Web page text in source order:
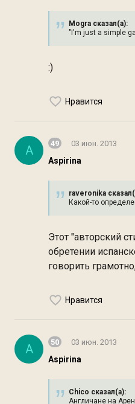
Mogra сказал(а):
"I'm just a simple
:)
Нравится
A 49 03 июн. 2013
Aspirina
raveronika
Какой-то
Этот "авторский
обретении
говорить
Нравится
A 50 03 июн. 2013
Aspirina
Chico сказал(а):
Англичане на